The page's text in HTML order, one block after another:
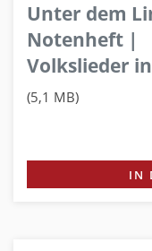
Unter dem
Notenheft |
Volkslieder
(5,1 MB)
IN